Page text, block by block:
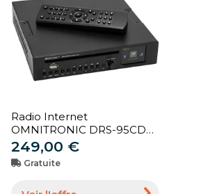
Radio Internet
OMNITRONIC DRS-95CD
avec DAB+, Bluetooth et
lecteur CD - Lecteur simple
CD/DVD et MP3
249,00 €
Gratuite